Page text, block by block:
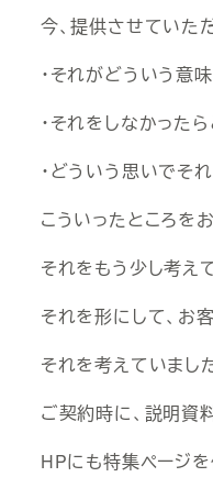
今、提供させていた
・それがどういう意
・それをしなかった
・どういう思いでそ
こういったところを
それをもう少し考え
それを形にして、お
それを考えていまし
ご契約時に、説明資
HPにも特集ページ